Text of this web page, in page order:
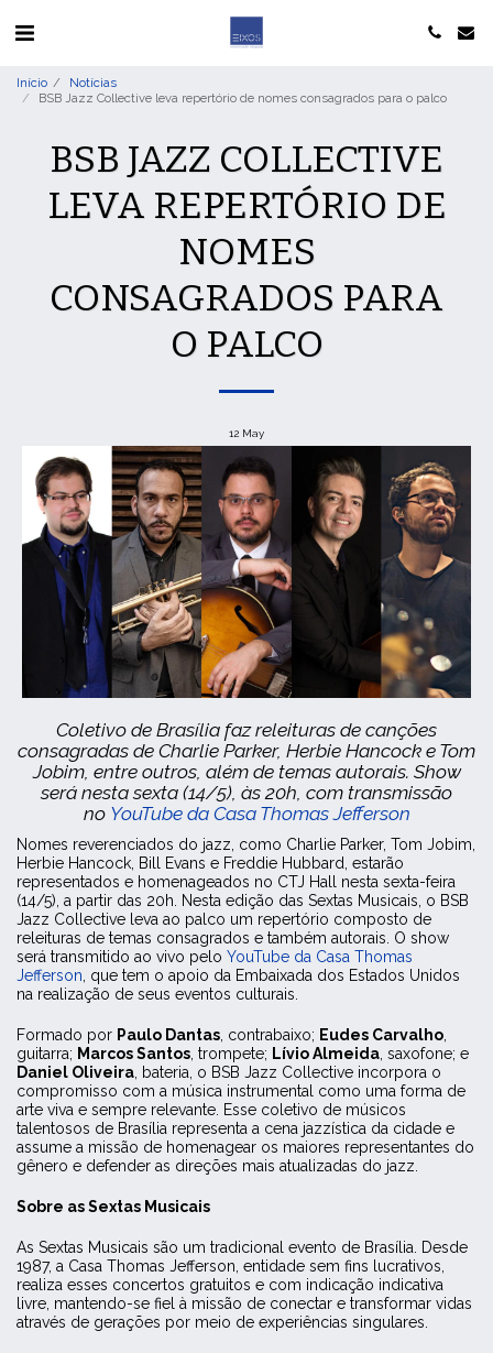
Início
Notícias
BSB Jazz Collective leva repertório de nomes consagrados para o palco
BSB JAZZ COLLECTIVE
LEVA REPERTÓRIO DE
NOMES
CONSAGRADOS PARA
O PALCO
12 May
Coletivo de Brasília faz releituras de canções
consagradas de Charlie Parker, Herbie Hancock e Tom
Jobim, entre outros, além de temas autorais. Show
será nesta sexta (14/5), às 20h, com transmissão
no YouTube da Casa Thomas Jefferson
Nomes reverenciados do jazz, como Charlie Parker, Tom Jobim,
Herbie Hancock, Bill Evans e Freddie Hubbard, estarão
representados e homenageados no CTJ Hall nesta sexta-feira
(14/5), a partir das 20h. Nesta edição das Sextas Musicais, o BSB
Jazz Collective leva ao palco um repertório composto de
releituras de temas consagrados e também autorais. O show
será transmitido ao vivo pelo YouTube da Casa Thomas
Jefferson, que tem o apoio da Embaixada dos Estados Unidos
na realização de seus eventos culturais.
Formado por Paulo Dantas, contrabaixo; Eudes Carvalho,
guitarra; Marcos Santos, trompete; Lívio Almeida, saxofone; e
Daniel Oliveira, bateria, o BSB Jazz Collective incorpora o
compromisso com a música instrumental como uma forma de
arte viva e sempre relevante. Esse coletivo de músicos
talentosos de Brasília representa a cena jazzística da cidade e
assume a missão de homenagear os maiores representantes do
gênero e defender as direções mais atualizadas do jazz.
Sobre as Sextas Musicais
As Sextas Musicais são um tradicional evento de Brasília. Desde
1987, a Casa Thomas Jefferson, entidade sem fins lucrativos,
realiza esses concertos gratuitos e com indicação indicativa
livre, mantendo-se fiel à missão de conectar e transformar vidas
através de gerações por meio de experiências singulares.